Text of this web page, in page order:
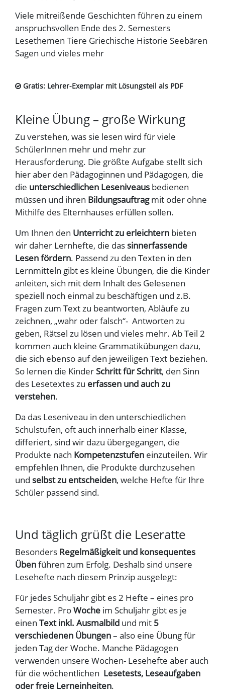
Viele mitreißende Geschichten führen zu einem
anspruchsvollen Ende des 2. Semesters
Lesethemen Tiere Griechische Historie Seebären
Sagen und vieles mehr
Gratis: Lehrer-Exemplar mit Lösungsteil als PDF
Kleine Übung – große Wirkung
Zu verstehen, was sie lesen wird für viele
SchülerInnen mehr und mehr zur
Herausforderung. Die größte Aufgabe stellt sich
hier aber den Pädagoginnen und Pädagogen, die
die unterschiedlichen Leseniveaus bedienen
müssen und ihren Bildungsauftragmit oder ohne
Mithilfe des Elternhauses erfüllen sollen.
Um Ihnen den Unterricht zu erleichtern bieten
wir daher Lernhefte, die das sinnerfassende
Lesen fördern. Passend zu den Texten in den
Lernmitteln gibt es kleine Übungen, die die Kinder
anleiten, sich mit dem Inhalt des Gelesenen
speziell noch einmal zu beschäftigen und z.B.
Fragen zum Text zu beantworten, Abläufe zu
zeichnen, „wahr oder falsch“- Antworten zu
geben, Rätsel zu lösen und vieles mehr. Ab Teil 2
kommen auch kleine Grammatikübungen dazu,
die sich ebenso auf den jeweiligen Text beziehen.
So lernen die KinderSchritt für Schritt, den Sinn
des Lesetextes zu erfassen und auch zu
verstehen.
Da das Leseniveau in den unterschiedlichen
Schulstufen, oft auch innerhalb einer Klasse,
differiert, sind wir dazu übergegangen, die
Produkte nach Kompetenzstufen einzuteilen. Wir
empfehlen Ihnen, die Produkte durchzusehen
und selbst zu entscheiden, welche Hefte für Ihre
Schüler passend sind.
Und täglich grüßt die Leseratte
Besonders Regelmäßigkeit und konsequentes
Übenführen zum Erfolg. Deshalb sind unsere
Lesehefte nach diesem Prinzip ausgelegt:
Für jedes Schuljahr gibt es 2 Hefte – eines pro
Semester. ProWoche im Schuljahr gibt es je
einen Text inkl. Ausmalbild und mit 5
verschiedenen Übungen– also eine Übung für
jeden Tag der Woche. Manche Pädagogen
verwenden unsere Wochen- Lesehefte aber auch
für die wöchentlichen Lesetests, Leseaufgaben
oder freie Lerneinheiten.